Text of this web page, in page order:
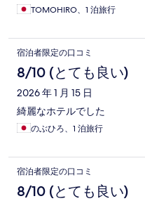
TOMOHIRO、1 泊旅行
宿泊者限定の口コミ
8/10 (とても良い)
2026 年 1 月 15 日
綺麗なホテルでした
のぶひろ、1 泊旅行
宿泊者限定の口コミ
8/10 (とても良い)